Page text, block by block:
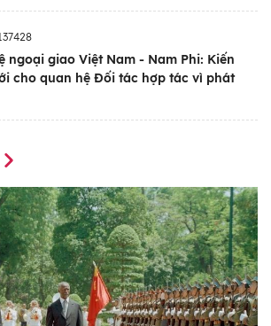
ngoại giao Việt Nam - Nam Phi: Kiến
cho quan hệ Đối tác hợp tác vì phát